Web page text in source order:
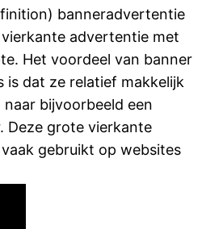
banneradvertentie
advertentie met
Het voordeel van banner
is dat ze relatief makkelijk
bijvoorbeeld een
Deze grote vierkante
gebruikt op websites